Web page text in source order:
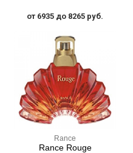
от 6935 до 8265 руб.
Rance
Rance Rouge